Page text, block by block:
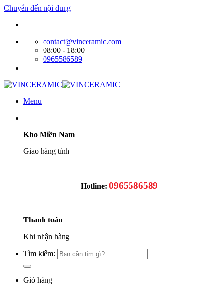
Chuyển đến nội dung
contact@vinceramic.com
08:00 - 18:00
0965586589
Menu
Kho Miền Nam
Giao hàng tỉnh
Hotline: 0965586589
Thanh toán
Khi nhận hàng
Tìm kiếm:
Giỏ hàng